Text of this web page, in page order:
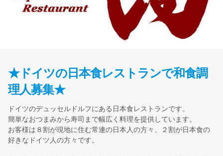
★ドイツの日本食レストランで和食調
理人募集★
ドイツのデュッセルドルフにある日本食レストランです。
簡単なおつまみから寿司まで幅広く料理を提供しています。
お客様は８割が現地に住む常連の日本人の方々、２割が日本食の
好きなドイツ人の方々です。